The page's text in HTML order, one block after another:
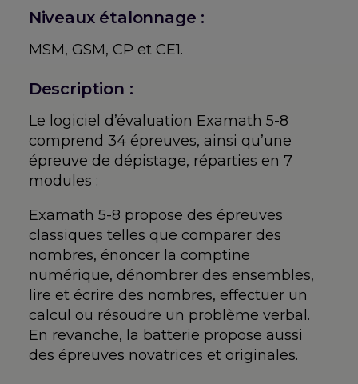
Niveaux étalonnage :
MSM, GSM, CP et CE1.
Description :
Le logiciel d’évaluation Examath 5-8
comprend 34 épreuves, ainsi qu’une
épreuve de dépistage, réparties en 7
modules :
Examath 5-8 propose des épreuves
classiques telles que comparer des
nombres, énoncer la comptine
numérique, dénombrer des ensembles,
lire et écrire des nombres, effectuer un
calcul ou résoudre un problème verbal.
En revanche, la batterie propose aussi
des épreuves novatrices et originales.